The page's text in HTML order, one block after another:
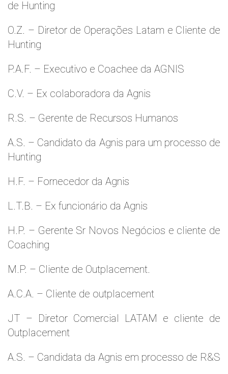
de Hunting
O.Z. – Diretor de Operações Latam e Cliente de
Hunting
P.A.F. – Executivo e Coachee da AGNIS
C.V. – Ex colaboradora da Agnis
R.S. – Gerente de Recursos Humanos
A.S. – Candidato da Agnis para um processo de
Hunting
H.F. – Fornecedor da Agnis
L.T.B. – Ex funcionário da Agnis
H.P. – Gerente Sr Novos Negócios e cliente de
Coaching
M.P. – Cliente de Outplacement.
A.C.A. – Cliente de outplacement
JT – Diretor Comercial LATAM e cliente de
Outplacement
A.S. – Candidata da Agnis em processo de R&S